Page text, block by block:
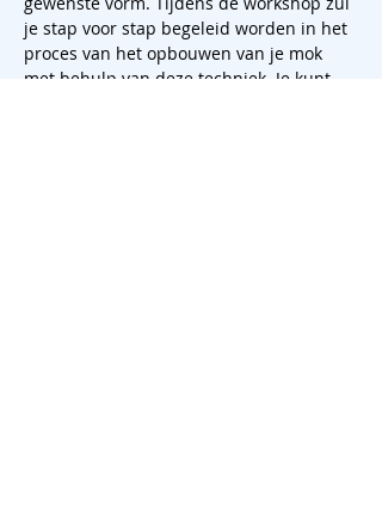
je stap voor stap begeleid worden in het
proces van het opbouwen van je mok
met behulp van deze techniek. Je kunt